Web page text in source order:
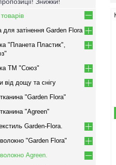
для затінення Garden Flora
"Планета Пластик",
ТМ "Союз"
від дощу та снігу
"Garden Flora"
"Agreen"
Garden-Flora.
"Garden Flora"
Agreen.